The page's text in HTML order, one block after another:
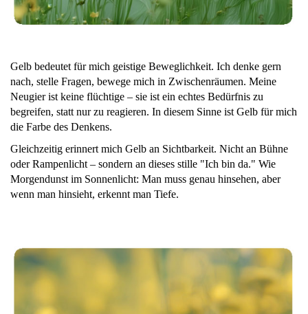
Gelb bedeutet für mich geistige Beweglichkeit. Ich denke gern
nach, stelle Fragen, bewege mich in Zwischenräumen. Meine
Neugier ist keine flüchtige – sie ist ein echtes Bedürfnis zu
begreifen, statt nur zu reagieren. In diesem Sinne ist Gelb für mich
die Farbe des Denkens.
Gleichzeitig erinnert mich Gelb an Sichtbarkeit. Nicht an Bühne
oder Rampenlicht – sondern an dieses stille "Ich bin da." Wie
Morgendunst im Sonnenlicht: Man muss genau hinsehen, aber
wenn man hinsieht, erkennt man Tiefe.